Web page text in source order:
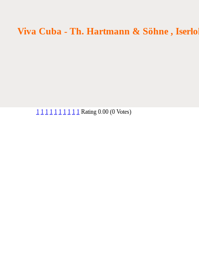
Viva Cuba - Th. Hartmann & Söhne ,
1 1 1 1 1 1 1 1 1 1 Rating 0.00 (0 Votes)